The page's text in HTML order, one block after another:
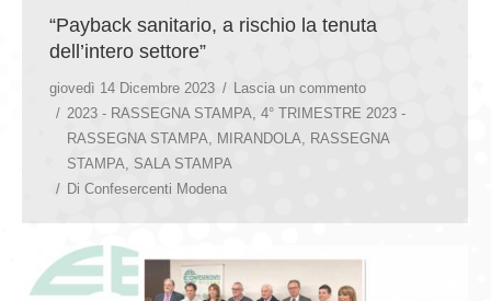
“Payback sanitario, a rischio la tenuta
dell’intero settore”
giovedì 14 Dicembre 2023
Lascia un commento
2023 - RASSEGNA STAMPA, 4° TRIMESTRE 2023 -
RASSEGNA STAMPA, MIRANDOLA, RASSEGNA
STAMPA, SALA STAMPA
Di Confesercenti Modena